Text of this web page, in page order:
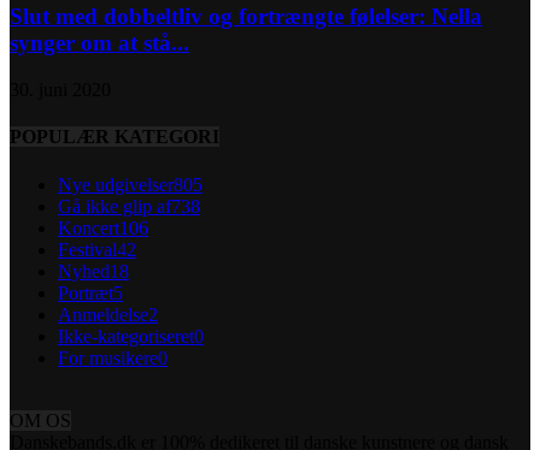
Slut med dobbeltliv og fortrængte følelser: Nella
synger om at stå...
POPULÆR KATEGORI
Nye udgivelser805
Gå ikke glip af738
Koncert106
Festival42
Nyhed18
Portræt5
Anmeldelse2
Ikke-kategoriseret0
For musikere0
OM OS